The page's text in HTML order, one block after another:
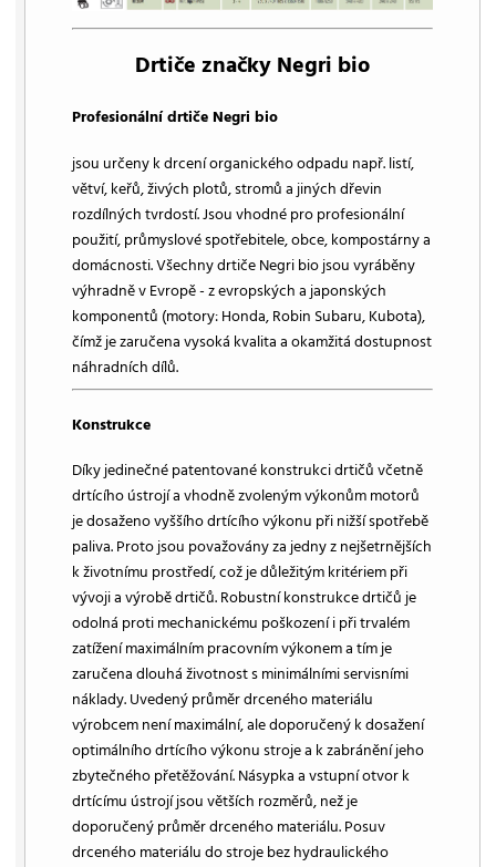
Drtiče značky Negri bio
Profesionální drtiče Negri bio
jsou určeny k drcení organického odpadu např. listí,
větví, keřů, živých plotů, stromů a jiných dřevin
rozdílných tvrdostí. Jsou vhodné pro profesionální
použití, průmyslové spotřebitele, obce, kompostárny a
domácnosti. Všechny drtiče Negri bio jsou vyráběny
výhradně v Evropě - z evropských a japonských
komponentů (motory: Honda, Robin Subaru, Kubota),
čímž je zaručena vysoká kvalita a okamžitá dostupnost
náhradních dílů.
Konstrukce
Díky jedinečné patentované konstrukci drtičů včetně
drtícího ústrojí a vhodně zvoleným výkonům motorů
je dosaženo vyššího drtícího výkonu při nižší spotřebě
paliva. Proto jsou považovány za jedny z nejšetrnějších
k životnímu prostředí, což je důležitým kritériem při
vývoji a výrobě drtičů. Robustní konstrukce drtičů je
odolná proti mechanickému poškození i při trvalém
zatížení maximálním pracovním výkonem a tím je
zaručena dlouhá životnost s minimálními servisními
náklady. Uvedený průměr drceného materiálu
výrobcem není maximální, ale doporučený k dosažení
optimálního drtícího výkonu stroje a k zabránění jeho
zbytečného přetěžování. Násypka a vstupní otvor k
drtícímu ústrojí jsou větších rozměrů, než je
doporučený průměr drceného materiálu. Posuv
drceného materiálu do stroje bez hydraulického